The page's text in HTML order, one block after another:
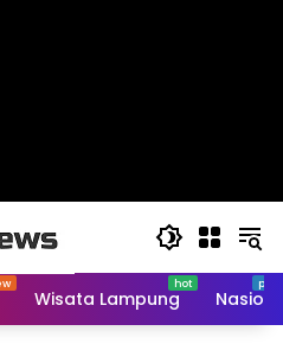
Wisata Lampung